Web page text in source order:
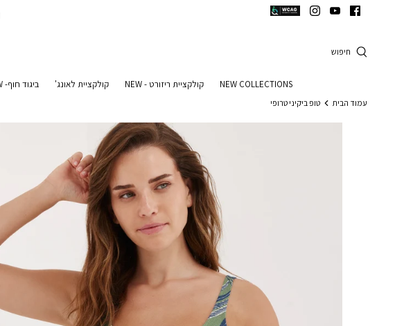
חיפוש
NEW COLLECTIONS קולקציית ריזורט - NEW קולקציית לאונג' ביגוד חוף- NEW
עמוד הבית טופ ביקיני טרופי